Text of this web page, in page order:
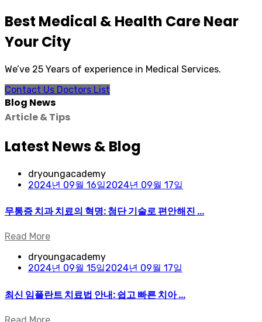
Best Medical & Health Care Near
Your City
We’ve 25 Years of experience in Medical Services.
Contact Us Doctors List
Blog News
Article & Tips
Latest News & Blog
dryoungacademy
2024년 09월 16일2024년 09월 17일
무통증 치과 치료의 혁명: 첨단 기술로 편안해진 ...
Read More
dryoungacademy
2024년 09월 15일2024년 09월 17일
최신 임플란트 치료법 안내: 쉽고 빠른 치아 ...